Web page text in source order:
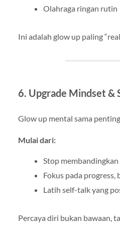
Olahraga ringan rutin
Ini adalah glow up paling
6. Upgrade Mindset &
Glow up mental sama
Mulai dari:
Stop
Fokus pada progress,
Latih self-talk yang
Percaya diri bukan bawaan,